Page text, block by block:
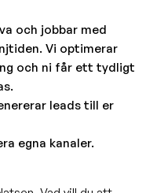
och jobbar med
Vi optimerar
och ni får ett tydligt
leads till er
egna kanaler.